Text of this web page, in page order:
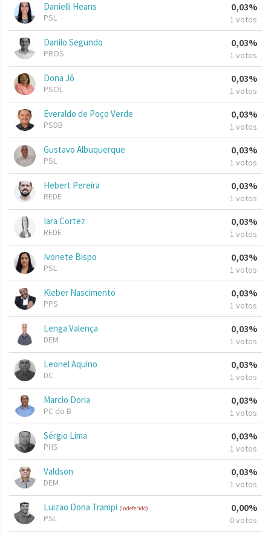
Danielli Heans
PSL
0,03%
1 votos
Danilo Segundo
PROS
0,03%
1 votos
Dona Jô
PSOL
0,03%
1 votos
Everaldo de Poço Verde
PSDB
0,03%
1 votos
Gustavo Albuquerque
PSL
0,03%
1 votos
Hebert Pereira
REDE
0,03%
1 votos
Iara Cortez
REDE
0,03%
1 votos
Ivonete Bispo
PSL
0,03%
1 votos
Kleber Nascimento
PPS
0,03%
1 votos
Lenga Valença
DEM
0,03%
1 votos
Leonel Aquino
DC
0,03%
1 votos
Marcio Doria
PC do B
0,03%
1 votos
Sérgio Lima
PHS
0,03%
1 votos
Valdson
DEM
0,03%
1 votos
Luizao Dona Trampi (Indeferido)
PSL
0,00%
0 votos